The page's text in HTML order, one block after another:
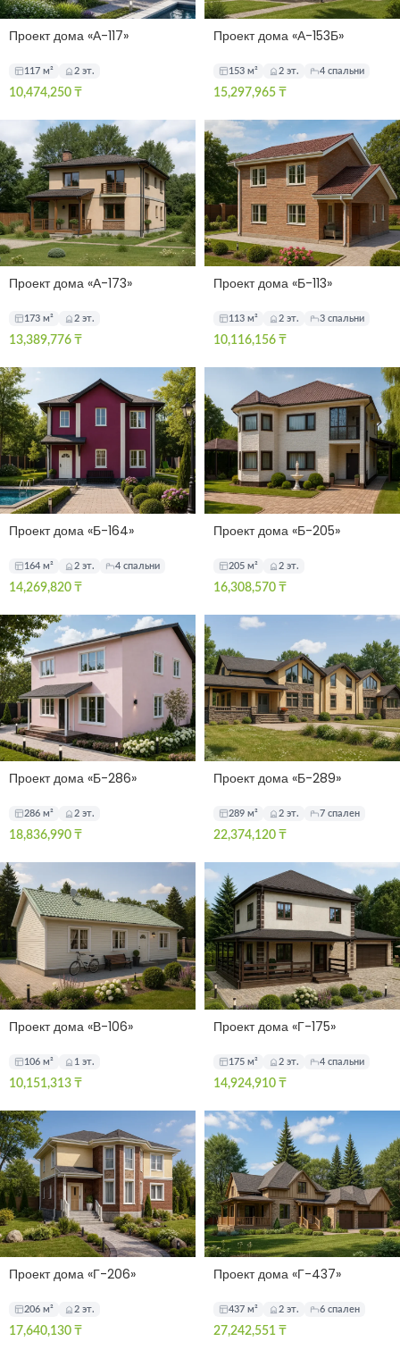
Проект дома «А-117»
117 м² 2 эт.
10,474,250 ₸
Проект дома «А-153Б»
153 м² 2 эт. 4 спальни
15,297,965 ₸
Проект дома «А-173»
173 м² 2 эт.
13,389,776 ₸
Проект дома «Б-113»
113 м² 2 эт. 3 спальни
10,116,156 ₸
Проект дома «Б-164»
164 м² 2 эт. 4 спальни
14,269,820 ₸
Проект дома «Б-205»
205 м² 2 эт.
16,308,570 ₸
Проект дома «Б-286»
286 м² 2 эт.
18,836,990 ₸
Проект дома «Б-289»
289 м² 2 эт. 7 спален
22,374,120 ₸
Проект дома «В-106»
106 м² 1 эт.
10,151,313 ₸
Проект дома «Г-175»
175 м² 2 эт. 4 спальни
14,924,910 ₸
Проект дома «Г-206»
206 м² 2 эт.
17,640,130 ₸
Проект дома «Г-437»
437 м² 2 эт. 6 спален
27,242,551 ₸